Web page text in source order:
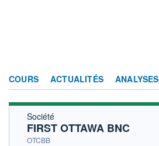
COURS ACTUALITÉS ANALYSES
Société
FIRST OTTAWA BNC
OTCBB